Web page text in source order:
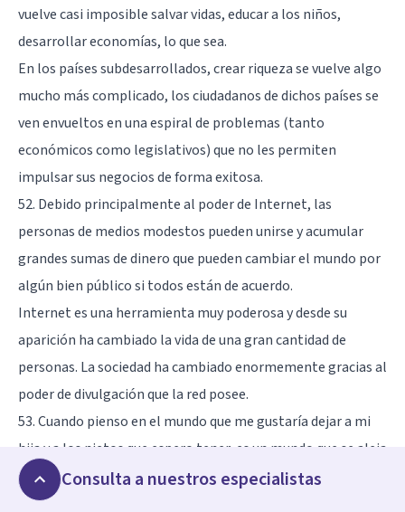
vuelve casi imposible salvar vidas, educar a los niños,
desarrollar economías, lo que sea.
En los países subdesarrollados, crear riqueza se vuelve algo
mucho más complicado, los ciudadanos de dichos países se
ven envueltos en una espiral de problemas (tanto
económicos como legislativos) que no les permiten
impulsar sus negocios de forma exitosa.
52. Debido principalmente al poder de Internet, las
personas de medios modestos pueden unirse y acumular
grandes sumas de dinero que pueden cambiar el mundo por
algún bien público si todos están de acuerdo.
Internet es una herramienta muy poderosa y desde su
aparición ha cambiado la vida de una gran cantidad de
personas. La sociedad ha cambiado enormemente gracias al
poder de divulgación que la red posee.
53. Cuando pienso en el mundo que me gustaría dejar a mi
hija y a los nietos que espero tener, es un mundo que se aleja
de la interdependencia desigual, inestable e insostenible a
comunidades integradas, local, nacional y global, que
Consulta a nuestros especialistas